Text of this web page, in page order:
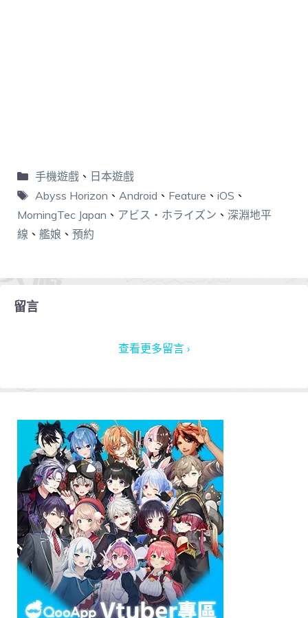
手機遊戲、 日本遊戲
Abyss Horizon 、 Android 、 Feature 、 iOS 、
MorningTec Japan 、 アビス・ホライズン 、 深淵地平
線 、 艦娘 、 預約
留言
查看更多留言 ›